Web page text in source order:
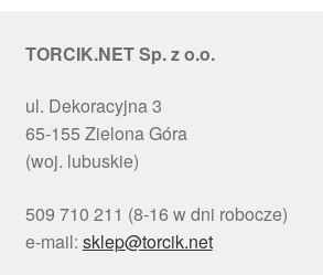
TORCIK.NET Sp. z o.o.
ul. Dekoracyjna 3
65-155 Zielona Góra
(woj. lubuskie)
509 710 211 (8-16 w dni robocze)
e-mail: sklep@torcik.net